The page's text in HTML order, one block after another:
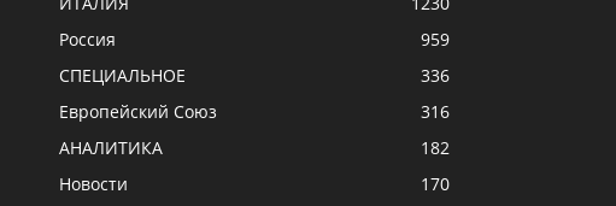
Россия
959
СПЕЦИАЛЬНОЕ
336
Европейский Союз
316
АНАЛИТИКА
182
Новости
170